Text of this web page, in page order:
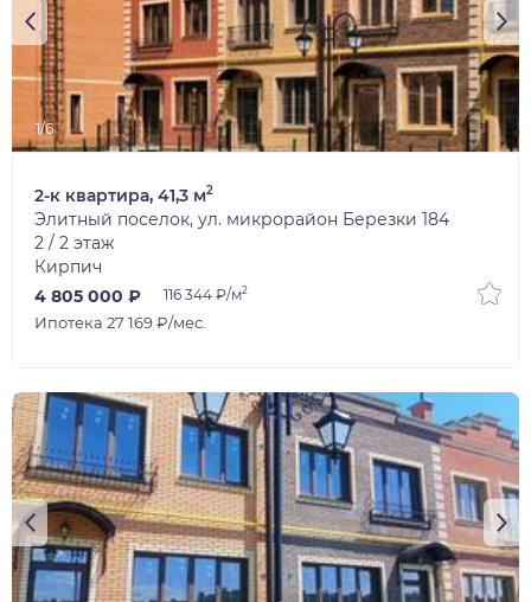
1/6
2-к квартира, 41,3 м2
Элитный поселок, ул. микрорайон Березки 184
2 / 2 этаж
Кирпич
4 805 000 ₽
116 344 ₽/м2
Ипотека 27 169 ₽/мес.